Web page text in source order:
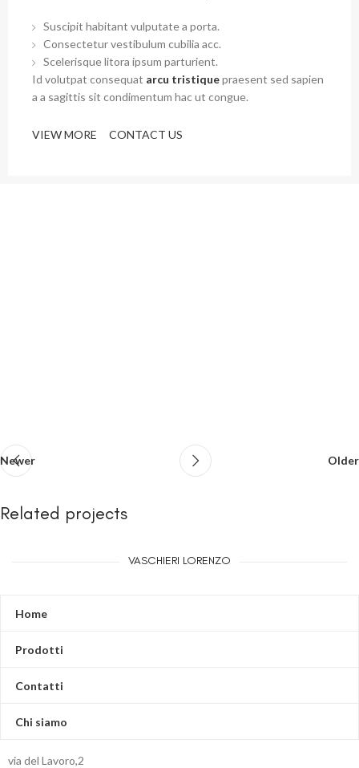
Suscipit habitant vulputate a porta.
Consectetur vestibulum cubilia acc.
Scelerisque litora ipsum parturient.
Id volutpat consequat arcu tristiquepraesent sed sapien
a a sagittis sit condimentum hac ut congue.
VIEW MORE CONTACT US
Newer Older
Related projects
VASCHIERI LORENZO
Home
Prodotti
Contatti
Chi siamo
via del Lavoro,2